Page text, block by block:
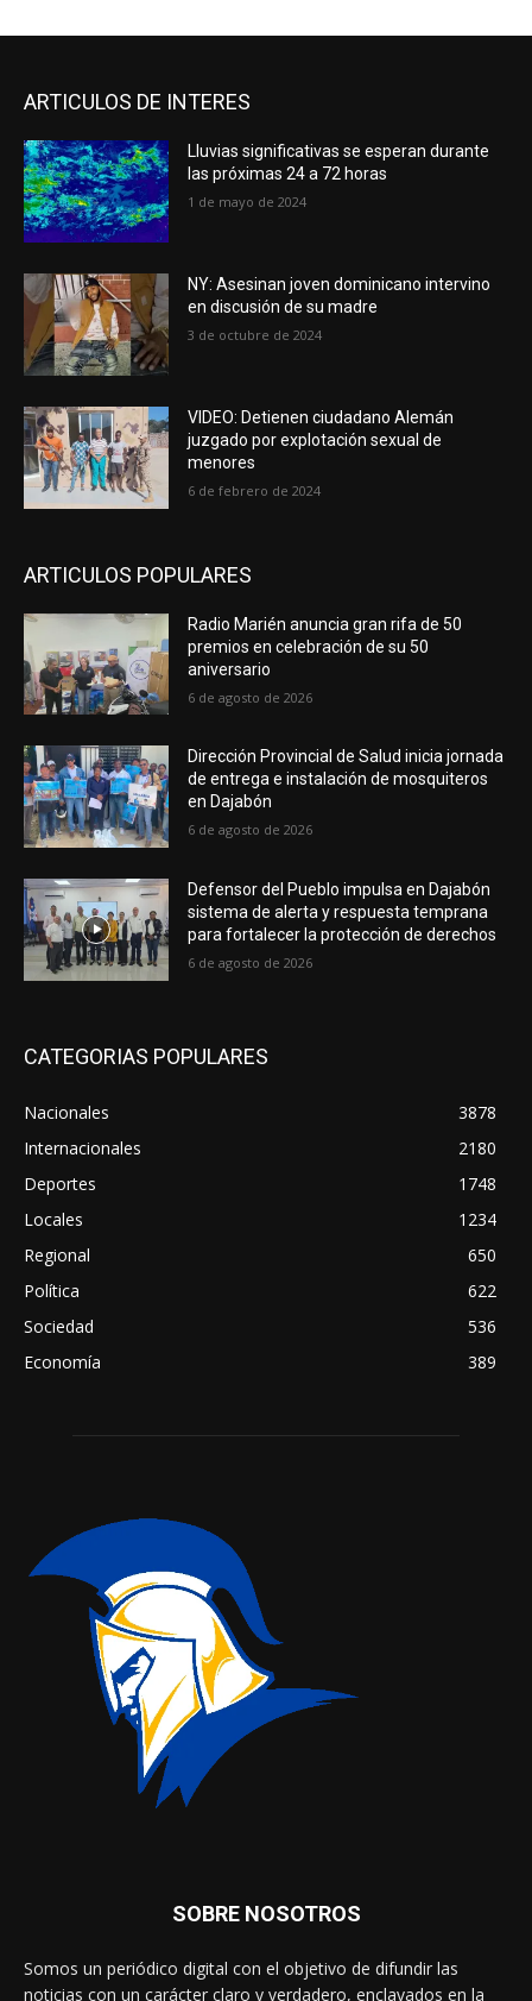
ARTICULOS DE INTERES
Lluvias significativas se esperan durante
las próximas 24 a 72 horas
1 de mayo de 2024
NY: Asesinan joven dominicano intervino
en discusión de su madre
3 de octubre de 2024
VIDEO: Detienen ciudadano Alemán
juzgado por explotación sexual de
menores
6 de febrero de 2024
ARTICULOS POPULARES
Radio Marién anuncia gran rifa de 50
premios en celebración de su 50
aniversario
6 de agosto de 2026
Dirección Provincial de Salud inicia jornada
de entrega e instalación de mosquiteros
en Dajabón
6 de agosto de 2026
Defensor del Pueblo impulsa en Dajabón
sistema de alerta y respuesta temprana
para fortalecer la protección de derechos
6 de agosto de 2026
CATEGORIAS POPULARES
Nacionales
3878
Internacionales
2180
Deportes
1748
Locales
1234
Regional
650
Política
622
Sociedad
536
Economía
389
SOBRE NOSOTROS
Somos un periódico digital con el objetivo de difundir las
noticias con un carácter claro y verdadero, enclavados en la